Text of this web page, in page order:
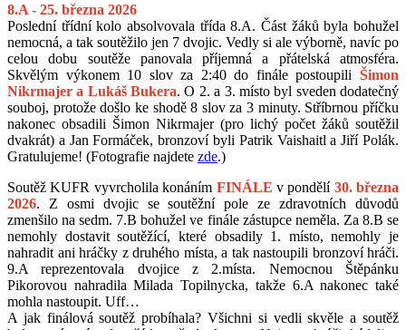
8.A - 25. března 2026
Poslední třídní kolo absolvovala třída 8.A. Část žáků byla bohužel
nemocná, a tak soutěžilo jen 7 dvojic. Vedly si ale výborně, navíc po
celou dobu soutěže panovala příjemná a přátelská atmosféra.
Skvělým výkonem 10 slov za 2:40 do finále postoupili Šimon
Nikrmajer a Lukáš Bukera. O 2. a 3. místo byl sveden dodatečný
souboj, protože došlo ke shodě 8 slov za 3 minuty. Stříbrnou příčku
nakonec obsadili Šimon Nikrmajer (pro lichý počet žáků soutěžil
dvakrát) a Jan Formáček, bronzoví byli Patrik Vaishaitl a Jiří Polák.
Gratulujeme! (Fotografie najdete zde.)
Soutěž KUFR vyvrcholila konáním FINÁLE v pondělí 30. března
2026. Z osmi dvojic se soutěžní pole ze zdravotních důvodů
zmenšilo na sedm. 7.B bohužel ve finále zástupce neměla. Za 8.B se
nemohly dostavit soutěžící, které obsadily 1. místo, nemohly je
nahradit ani hráčky z druhého místa, a tak nastoupili bronzoví hráči.
9.A reprezentovala dvojice z 2.místa. Nemocnou Štěpánku
Pikorovou nahradila Milada Topilnycka, takže 6.A nakonec také
mohla nastoupit. Uff…
A jak finálová soutěž probíhala? Všichni si vedli skvěle a soutěž